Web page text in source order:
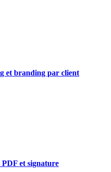
et branding par client
et signature